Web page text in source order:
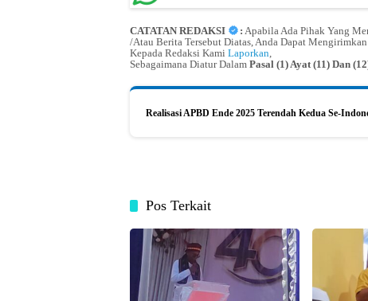
CATATAN REDAKSI : Apabila Ada Pihak Yang
/Atau Berita Tersebut Diatas, Anda Dapat
Kepada Redaksi Kami Laporkan
Sebagaimana Diatur Dalam Pasal (1) Ayat (11) Dan
Realisasi APBD Ende 2025 Terendah Kedua Se-
Pos Terkait